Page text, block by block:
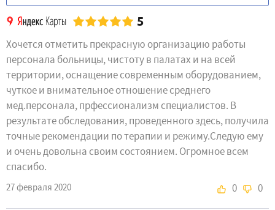
5
Хочется отметить прекрасную организацию работы
персонала больницы, чистоту в палатах и на всей
территории, оснащение современным оборудованием,
чуткое и внимательное отношение среднего
мед.персонала, прфессионализм специалистов. В
результате обследования, проведенного здесь, получила
точные рекомендации по терапии и режиму.Следую ему
и очень довольна своим состоянием. Огромное всем
спасибо.
27 февраля 2020 0 0